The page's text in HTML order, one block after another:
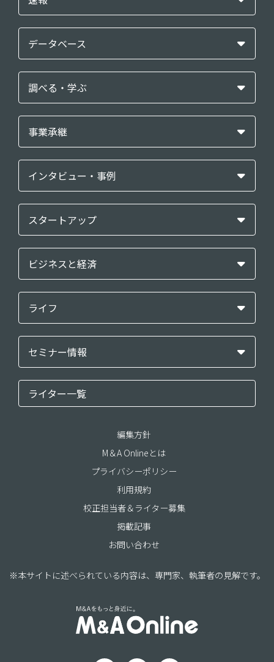
データベース
調べる・学ぶ
事業承継
インタビュー・事例
スタートアップ
ビジネスと経済
ライフ
セミナー情報
ライター一覧
編集方針
M＆A Onlineとは
プライバシーポリシー
利用規約
校正担当者＆ライター募集
掲載記事
お問い合わせ
※本サイトに述べられている内容は、専門家、執筆者の見解です。